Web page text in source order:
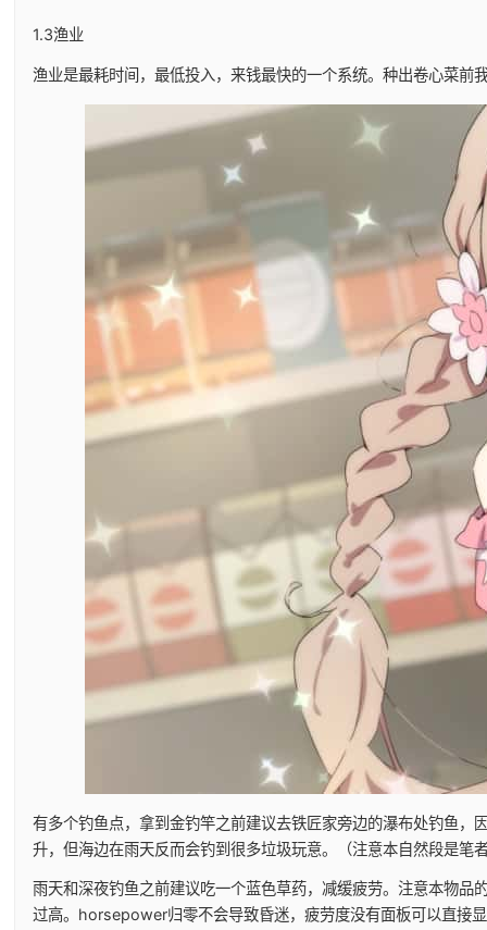
1.3渔业
渔业是最耗时间，最低投入，来钱最快的一个系统。种出卷心菜前
有多个钓鱼点，拿到金钓竿之前建议去铁匠家旁边的瀑布处钓鱼
升，但海边在雨天反而会钓到很多垃圾玩意。（注意本自然段是笔
雨天和深夜钓鱼之前建议吃一个蓝色草药，减缓疲劳。注意本物
过高。horsepower归零不会导致昏迷，疲劳度没有面板可以直接